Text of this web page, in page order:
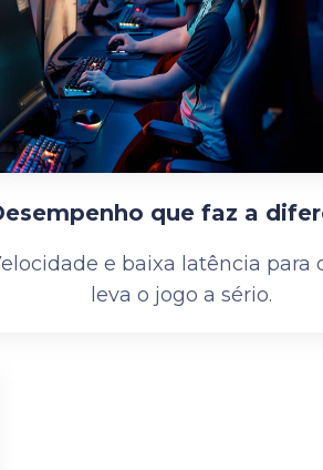
que faz a
e baixa latência para
leva o jogo a sério.